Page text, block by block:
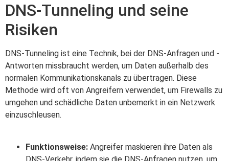
DNS-Tunneling und seine
Risiken
DNS-Tunneling ist eine Technik, bei der DNS-Anfragen und -
Antworten missbraucht werden, um Daten außerhalb des
normalen Kommunikationskanals zu übertragen. Diese
Methode wird oft von Angreifern verwendet, um Firewalls zu
umgehen und schädliche Daten unbemerkt in ein Netzwerk
einzuschleusen.
Funktionsweise: Angreifer maskieren ihre Daten als